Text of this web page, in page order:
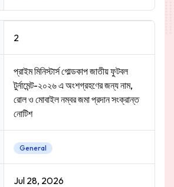
2
প্রাইম মিনিস্টার্স গোল্ডকাপ জাতীয় ফুটবল
টুর্নামেন্ট-২০২৬ এ অংশগ্রহণের জন্য নাম,
রোল ও মোবাইল নম্বর জমা প্রদান সংক্রান্ত
নোটিশ
General
Jul 28, 2026